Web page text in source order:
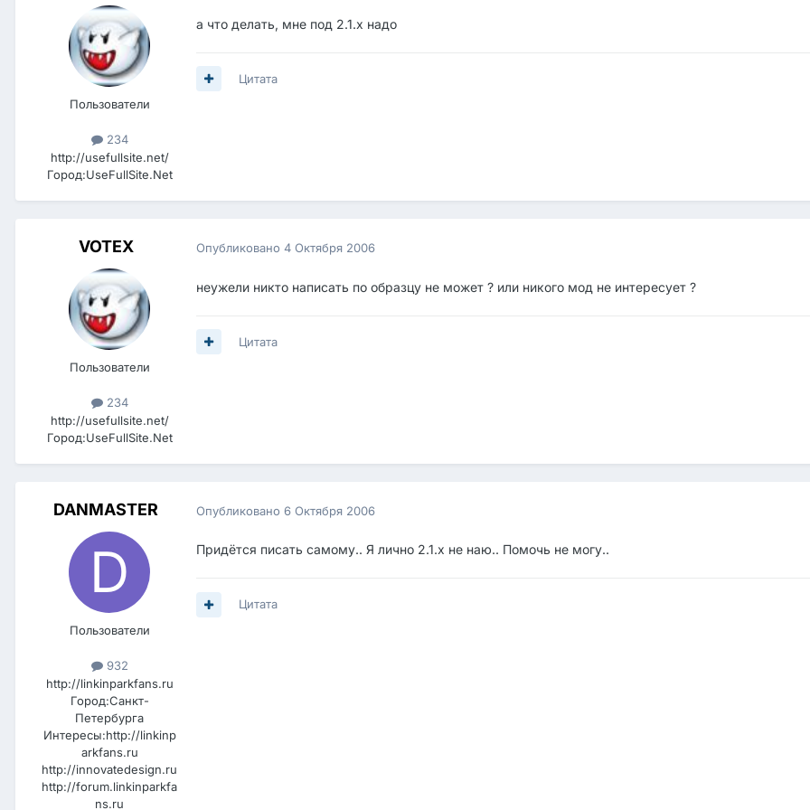
Пользователи
234
http://usefullsite.net/
Город:UseFullSite.Net
а что делать, мне под 2.1.х надо
Цитата
VOTEX
Пользователи
234
http://usefullsite.net/
Город:UseFullSite.Net
Опубликовано 4 Октября 2006
неужели никто написать по образцу не может ? или никого мод не интересует ?
Цитата
DANMASTER
Пользователи
932
http://linkinparkfans.ru
Город:Санкт-
Петербурга
Интересы:http://linkinp
arkfans.ru
http://innovatedesign.ru
http://forum.linkinparkfa
ns.ru
Опубликовано 6 Октября 2006
Придётся писать самому.. Я лично 2.1.х не наю.. Помочь не могу..
Цитата